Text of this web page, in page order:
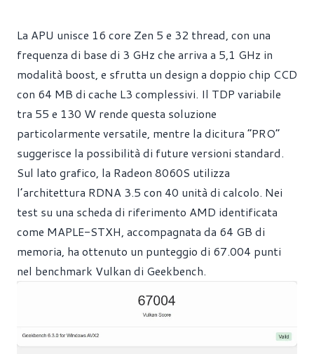
La APU unisce 16 core Zen 5 e 32 thread, con una
frequenza di base di 3 GHz che arriva a 5,1 GHz in
modalità boost, e sfrutta un design a doppio chip CCD
con 64 MB di cache L3 complessivi. Il TDP variabile
tra 55 e 130 W rende questa soluzione
particolarmente versatile, mentre la dicitura “PRO”
suggerisce la possibilità di future versioni standard.
Sul lato grafico, la Radeon 8060S utilizza
l’architettura RDNA 3.5 con 40 unità di calcolo. Nei
test su una scheda di riferimento AMD identificata
come MAPLE-STXH, accompagnata da 64 GB di
memoria, ha ottenuto un punteggio di 67.004 punti
nel benchmark Vulkan di Geekbench.